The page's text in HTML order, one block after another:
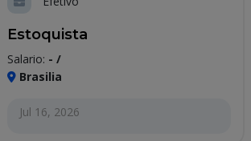
Estoquista
Salario: - /
Brasilia
Jul 16, 2026